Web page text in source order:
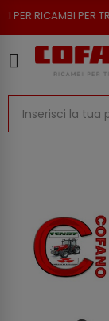
RICAMBI PER